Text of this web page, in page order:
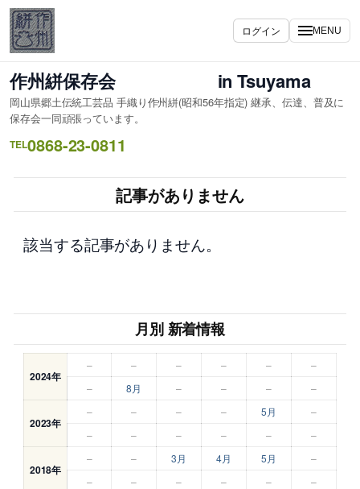
内
容
を
ス
キ
ッ
プ
ログイン MENU
作州絣保存会 in Tsuyama
岡山県郷土伝統工芸品 手織り作州絣(昭和56年指定) 継承、伝達、普及に
保存会一同頑張っています。
TEL0868-23-0811
記事がありません
該当する記事がありません。
月別 新着情報
2024年
– – – – –
–
–
8月 – – – –
2023年
– – – – 5月
–
–
– – – – –
2018年
– – 3月 4月 5月
–
–
– – – – –